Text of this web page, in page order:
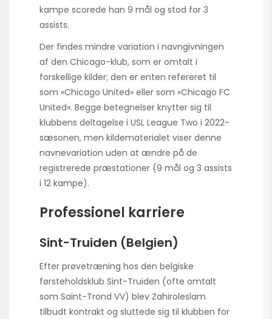
kampe scorede han 9 mål og stod for 3
assists.
Der findes mindre variation i navngivningen
af den Chicago-klub, som er omtalt i
forskellige kilder; den er enten refereret til
som «Chicago United» eller som «Chicago FC
United». Begge betegnelser knytter sig til
klubbens deltagelse i USL League Two i 2022-
sæsonen, men kildematerialet viser denne
navnevariation uden at ændre på de
registrerede præstationer (9 mål og 3 assists
i 12 kampe).
Professionel karriere
Sint-Truiden (Belgien)
Efter prøvetræning hos den belgiske
førsteholdsklub Sint-Truiden (ofte omtalt
som Saint-Trond VV) blev Zahiroleslam
tilbudt kontrakt og sluttede sig til klubben for